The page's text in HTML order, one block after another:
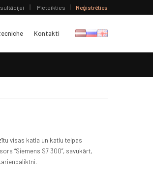
Pieteikties Reģistrēties
Kontakti
visas katla un katlu telpas
“Siemens S7 300”, savukārt,